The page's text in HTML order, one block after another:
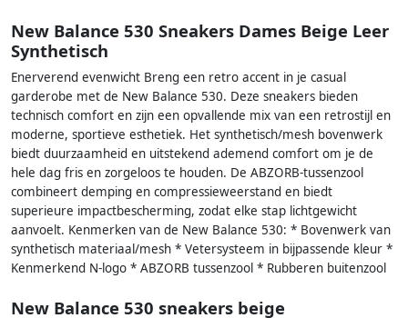
New Balance 530 Sneakers Dames Beige Leer
Synthetisch
Enerverend evenwicht Breng een retro accent in je casual
garderobe met de New Balance 530. Deze sneakers bieden
technisch comfort en zijn een opvallende mix van een retrostijl en
moderne, sportieve esthetiek. Het synthetisch/mesh bovenwerk
biedt duurzaamheid en uitstekend ademend comfort om je de
hele dag fris en zorgeloos te houden. De ABZORB-tussenzool
combineert demping en compressieweerstand en biedt
superieure impactbescherming, zodat elke stap lichtgewicht
aanvoelt. Kenmerken van de New Balance 530: * Bovenwerk van
synthetisch materiaal/mesh * Vetersysteem in bijpassende kleur *
Kenmerkend N-logo * ABZORB tussenzool * Rubberen buitenzool
New Balance 530 sneakers beige